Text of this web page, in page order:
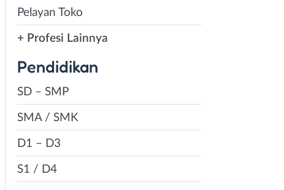
Pelayan Toko
+ Profesi Lainnya
Pendidikan
SD – SMP
SMA / SMK
D1 – D3
S1 / D4